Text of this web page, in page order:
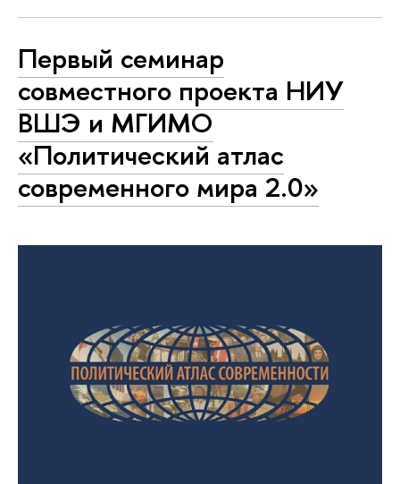
Первый семинар
совместного проекта НИУ
ВШЭ и МГИМО
«Политический атлас
современного мира 2.0»